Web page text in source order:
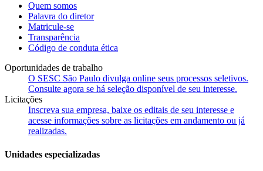
Quem somos
Palavra do diretor
Matricule-se
Transparência
Código de conduta ética
Oportunidades de trabalho
O SESC São Paulo divulga online seus processos seletivos.
Consulte agora se há seleção disponível de seu interesse.
Licitações
Inscreva sua empresa, baixe os editais de seu interesse e
acesse informações sobre as licitações em andamento ou já
realizadas.
Unidades especializadas